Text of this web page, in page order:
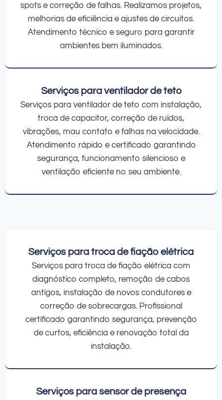
spots e correção de falhas. Realizamos projetos,
melhorias de eficiência e ajustes de circuitos.
Atendimento técnico e seguro para garantir
ambientes bem iluminados.
Serviços para ventilador de teto
Serviços para ventilador de teto com instalação,
troca de capacitor, correção de ruídos,
vibrações, mau contato e falhas na velocidade.
Atendimento rápido e certificado garantindo
segurança, funcionamento silencioso e
ventilação eficiente no seu ambiente.
Serviços para troca de fiação elétrica
Serviços para troca de fiação elétrica com
diagnóstico completo, remoção de cabos
antigos, instalação de novos condutores e
correção de sobrecargas. Profissional
certificado garantindo segurança, prevenção
de curtos, eficiência e renovação total da
instalação.
Serviços para sensor de presença